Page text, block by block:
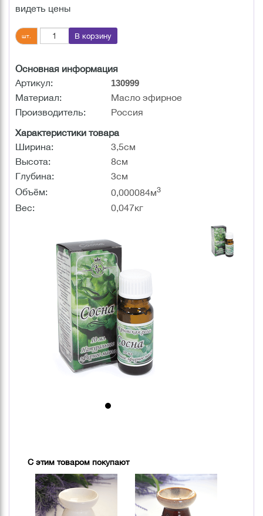
видеть цены
шт. В корзину
Основная информация
Артикул:
130999
Материал:
Масло эфирное
Производитель:
Россия
Характеристики товара
Ширина:
3,5см
Высота:
8см
Глубина:
3см
Объём:
0,000084м3
Вес: 0,047кг
С этим товаром покупают